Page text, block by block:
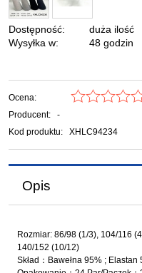
Dostępność:
duża ilość
Wysyłka w:
48 godzin
Ocena:
Producent:
-
Kod produktu:
XHLC94234
Opis
Rozmiar: 86/98 (1/3), 104/116
140/152 (10/12)
Skład：Bawełna 95% ; Elastan